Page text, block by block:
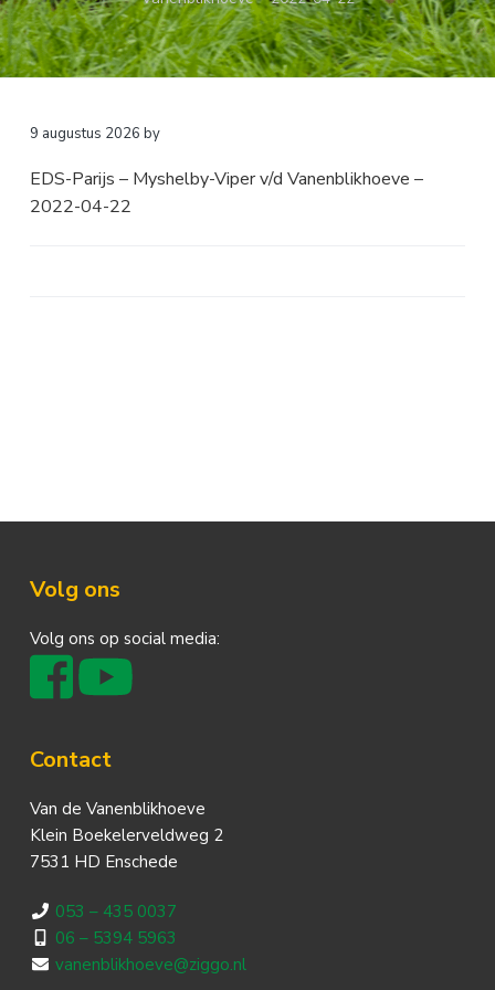
a
v
i
o
u
d
k
s
t
9 augustus 2026 by
EDS-Parijs – Myshelby-Viper v/d Vanenblikhoeve –
2022-04-22
Footer
Volg ons
Volg ons op social media:
Contact
Van de Vanenblikhoeve
Klein Boekelerveldweg 2
7531 HD Enschede
053 – 435 0037
06 – 5394 5963
vanenblikhoeve@ziggo.nl